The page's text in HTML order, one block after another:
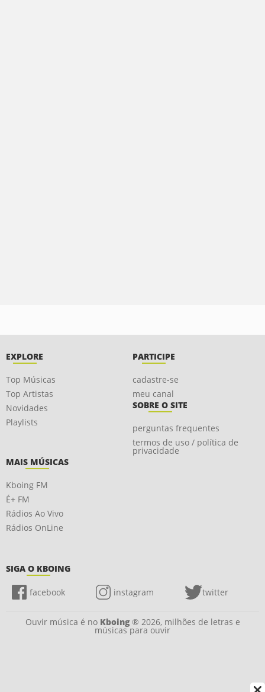
EXPLORE
Top Músicas
Top Artistas
Novidades
Playlists
PARTICIPE
cadastre-se
meu canal
SOBRE O SITE
perguntas frequentes
termos de uso / política de
privacidade
MAIS MÚSICAS
Kboing FM
É+ FM
Rádios Ao Vivo
Rádios OnLine
SIGA O KBOING
facebook instagram twitter
Ouvir música é no Kboing® 2026, milhões de letras e
músicas para ouvir